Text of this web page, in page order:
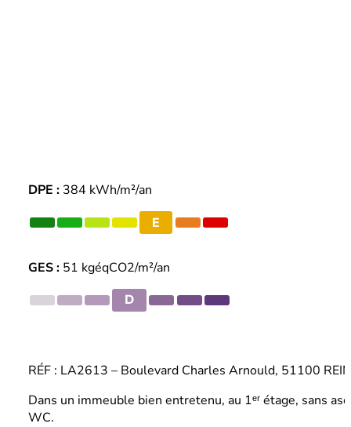
DPE : 384 kWh/m²/an
E
GES : 51 kgéqCO2/m²/an
D
RÉF : LA2613 – Boulevard Charles Arnould, 51100
Dans un immeuble bien entretenu, au 1ᵉʳ étage, sans
WC.